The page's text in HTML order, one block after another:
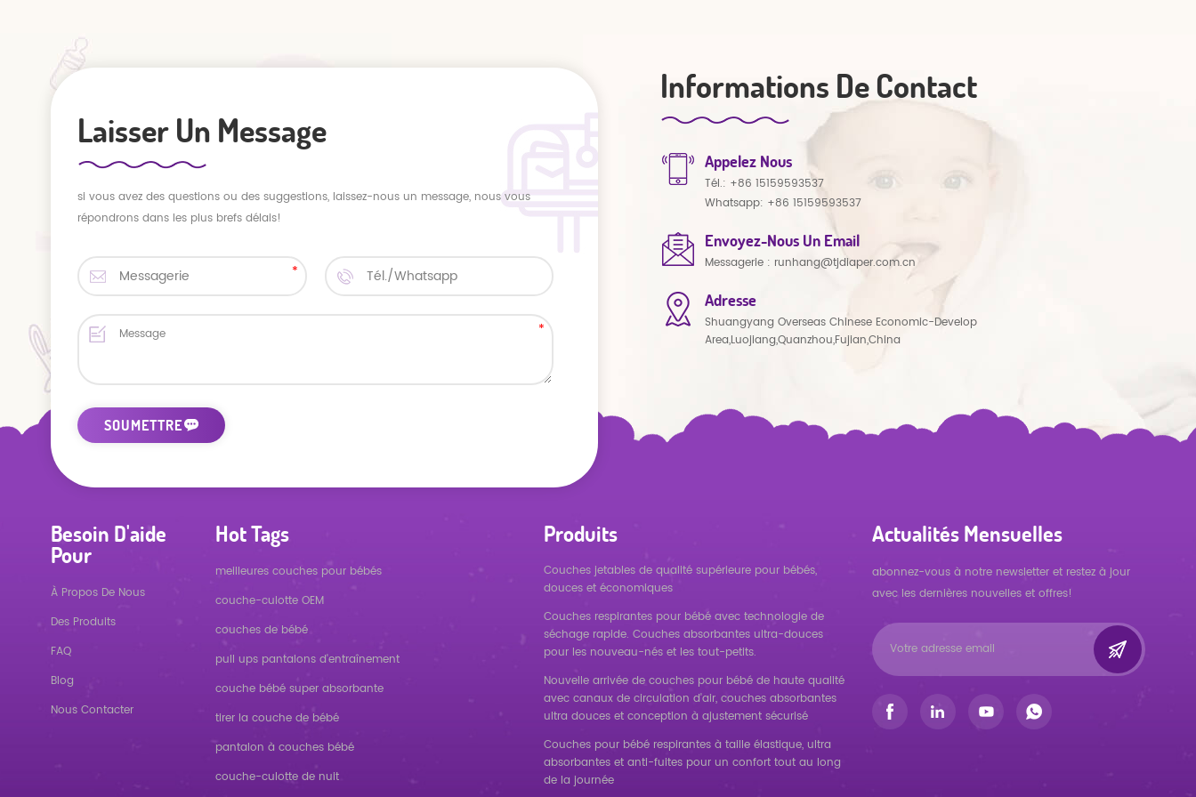
Laisser Un Message
si vous avez des questions ou des suggestions, laissez-nous un message, nous vous
répondrons dans les plus brefs délais!
Informations De Contact
Appelez Nous
Tél.: +86 15159593537
Whatsapp: +86 15159593537
Envoyez-Nous Un Email
Messagerie : runhang@tjdiaper.com.cn
Adresse
Shuangyang Overseas Chinese Economic-Develop
Area,Luojiang,Quanzhou,Fujian,China
Besoin D'aide
Pour
À Propos De Nous
Des Produits
FAQ
Blog
Nous Contacter
Hot Tags
meilleures couches pour bébés
couche-culotte OEM
couches de bébé
pull ups pantalons d'entraînement
couche bébé super absorbante
tirer la couche de bébé
pantalon à couches bébé
couche-culotte de nuit
Produits
Couches jetables de qualité supérieure pour bébés,
douces et économiques
Couches respirantes pour bébé avec technologie de
séchage rapide. Couches absorbantes ultra-douces
pour les nouveau-nés et les tout-petits.
Nouvelle arrivée de couches pour bébé de haute qualité
avec canaux de circulation d'air, couches absorbantes
ultra douces et conception à ajustement sécurisé
Couches pour bébé respirantes à taille élastique, ultra
absorbantes et anti-fuites pour un confort tout au long
de la journée
Actualités Mensuelles
abonnez-vous à notre newsletter et restez à jour
avec les dernières nouvelles et offres!